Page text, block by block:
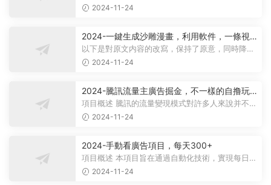
它聚焦于男性健康領域。衆所周知...
2024-11-24
2024-一鍵生成沙雕漫畫，利用軟件，一條視
頻播放12W+，單日變現1000+
以下是對原文内容的改寫，保持了原意，同時降低
2024-11-24
2024-騰訊流量主廣告掘金，不一樣的自撸玩
法，日賺500-1000+，無設備要求
項目概述 騰訊的流量變現模式對許多人來說并不陌
生，大多數人對其盈利方式有所了...
2024-11-24
2024-手動看廣告項目，每天300+
項目概述 本項目旨在通過自動化技術，實現每日觀
2024-11-24